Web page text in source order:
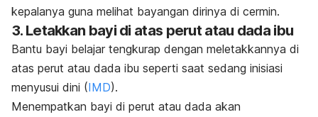
kepalanya guna melihat bayangan dirinya di cermin.
3. Letakkan bayi di atas perut atau dada ibu
Bantu bayi belajar tengkurap dengan meletakkannya di
atas perut atau dada ibu seperti saat sedang inisiasi
menyusui dini (IMD).
Menempatkan bayi di perut atau dada akan